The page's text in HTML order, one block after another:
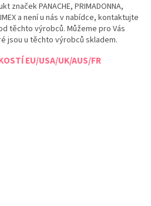
PANACHE, PRIMADONNA,
a není u nás v nabídce, kontaktujte
těchto výrobců. Můžeme pro Vás
jsou u těchto výrobců skladem.
EU/USA/UK/AUS/FR